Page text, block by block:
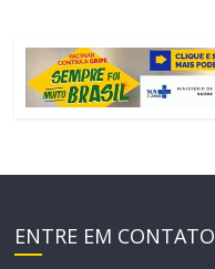
ENTRE EM CONTATO